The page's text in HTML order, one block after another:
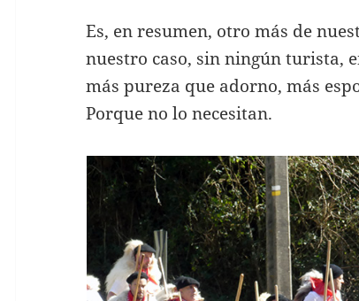
Es, en resumen, otro más de
nuestro caso, sin ningún turista,
más pureza que adorno, más
Porque no lo necesitan.